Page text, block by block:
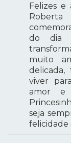
Felizes e
do dia
muito
viver
amor e
seja
felicidade